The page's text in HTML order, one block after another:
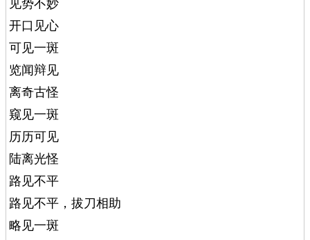
见势不妙
开口见心
可见一斑
览闻辩见
离奇古怪
窥见一斑
历历可见
陆离光怪
路见不平
路见不平，拔刀相助
略见一斑